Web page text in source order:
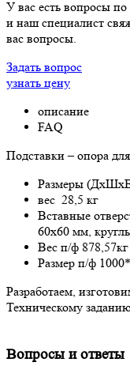
У вас есть вопросы
и наш специалист
вас вопросы.
Задать вопрос
узнать цену
описание
FAQ
Подставки – опора
Размеры
вес 28,5 кг
Вставные
60x60 мм,
Вес п/ф 878,57кг
Размер п/ф
Разработаем,
Техническому
Вопросы и ответы